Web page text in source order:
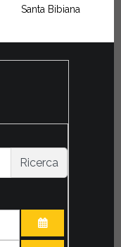
Santa Bibiana
Ricerca